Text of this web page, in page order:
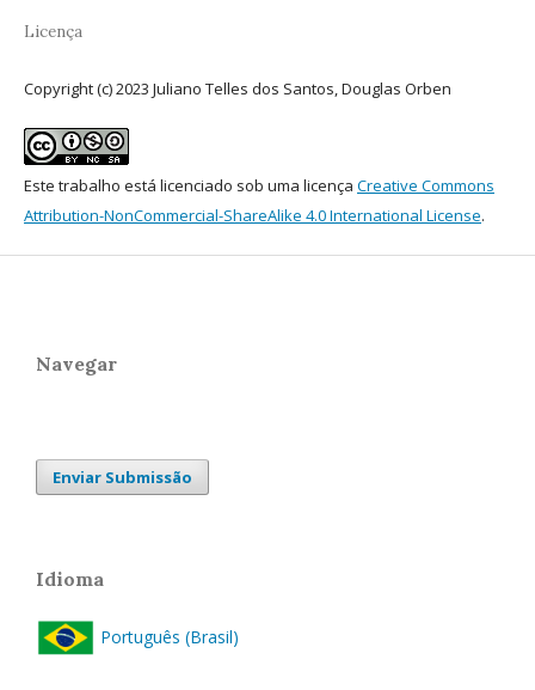
Licença
Copyright (c) 2023 Juliano Telles dos Santos, Douglas Orben
Este trabalho está licenciado sob uma licença Creative Commons
Attribution-NonCommercial-ShareAlike 4.0 International License.
Navegar
Enviar Submissão
Idioma
Português (Brasil)